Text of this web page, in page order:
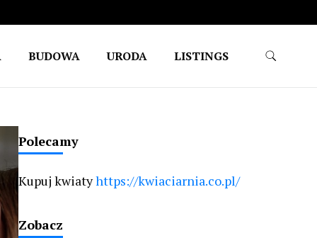
BUDOWA URODA LISTINGS
Polecamy
Kupuj kwiatyhttps://kwiaciarnia.co.pl/
Zobacz